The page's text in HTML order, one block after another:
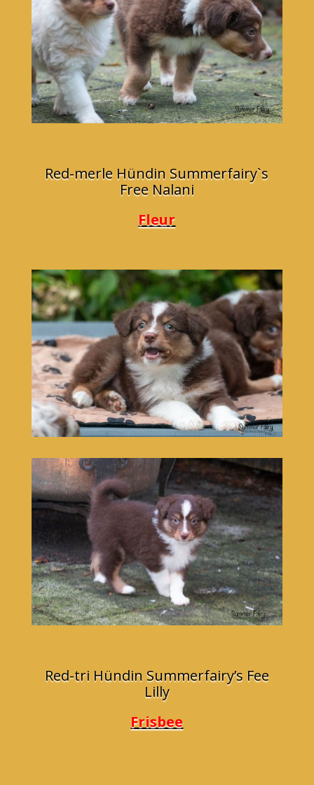
Red-merle Hündin Summerfairy`s
Free Nalani
Fleur
Red-tri Hündin Summerfairy’s Fee
Lilly
Frisbee